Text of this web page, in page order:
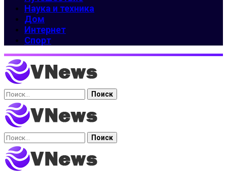
Наука и техника
Дом
Интернет
Спорт
Найти:
Найти: